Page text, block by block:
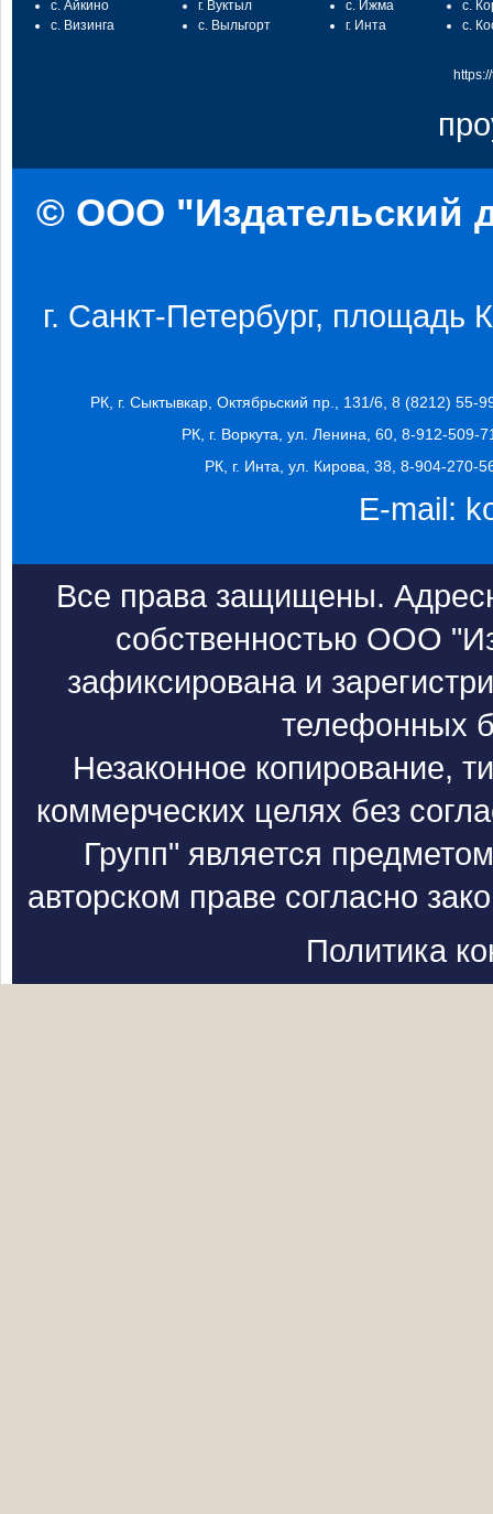
с. Айкино
с. Визинга
г. Вуктыл
с. Выльгорт
с. Ижма
г. Инта
с.
с.
© ООО "Издательский
г. Санкт-Петербург, площадь
РК, г. Сыктывкар, Октябрьский пр., 131/6, 8 (8212) 55-
РК, г. Воркута, ул. Ленина, 60, 8-912-509-
РК, г. Инта, ул. Кирова, 38, 8-904-270-
E-mail:
Все права защищены.
собственностью ООО
зафиксирована и
телефонных
Незаконное копирование,
коммерческих целях без
Групп" является
авторском праве согласно
Политика